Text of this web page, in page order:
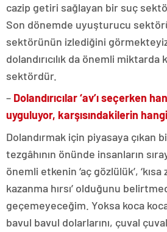
cazip getiri sağlayan bir suç
Son dönemde uyuşturucu
sektörünün izlediğini
dolandırıcılık da önemli
sektördür.
– Dolandırıcılar ‘av’ı seçerken
uyguluyor, karşısındakilerin
Dolandırmak için piyasaya çıkan
tezgâhının önünde insanların
önemli etkenin ‘aç gözlülük’,
kazanma hırsı’ olduğunu
geçemeyeceğim. Yoksa koca koca
bavul bavul dolarlarını, çuval